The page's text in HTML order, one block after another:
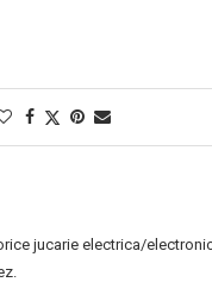
jucarie electrica/